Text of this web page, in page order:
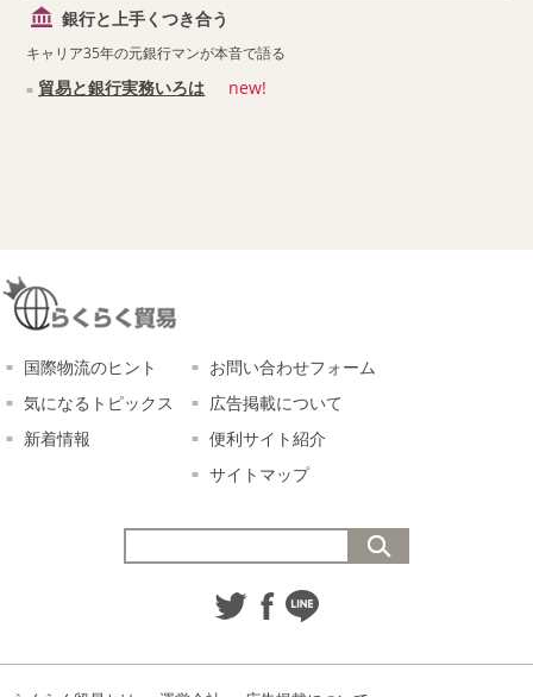
銀行と上手くつき合う
キャリア35年の元銀行マンが本音で語る
貿易と銀行実務いろは new!
国際物流のヒント
気になるトピックス
新着情報
お問い合わせフォーム
広告掲載について
便利サイト紹介
サイトマップ